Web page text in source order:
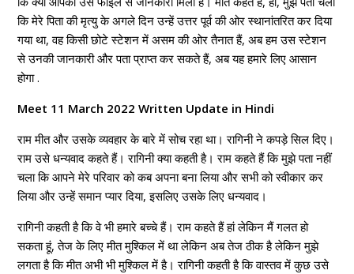
कि मेरे पिता की मृत्यु के अगले दिन उन्हें उत्तर पूर्व की ओर स्थानांतरित कर दिया
गया था, वह किसी छोटे स्टेशन में असम की ओर तैनात हैं, अब हम उस स्टेशन
से उनकी जानकारी और पता प्राप्त कर सकते हैं, अब यह हमारे लिए आसान
होगा .
Meet 11 March 2022 Written Update in Hindi
राम मीत और उसके व्यवहार के बारे में सोच रहा था। रागिनी ने कपड़े सिल दिए।
राम उसे धन्यवाद कहते हैं। रागिनी क्या कहती है। राम कहते हैं कि मुझे पता नहीं
चला कि आपने मेरे परिवार को कब अपना बना लिया और सभी को स्वीकार कर
लिया और उन्हें समान प्यार दिया, इसलिए उसके लिए धन्यवाद।
रागिनी कहती है कि वे भी हमारे बच्चे हैं। राम कहते हैं हां लेकिन मैं गलत हो
सकता हूं, तेज के लिए मीत मुश्किल में था लेकिन अब तेज ठीक है लेकिन मुझे
लगता है कि मीत अभी भी मुश्किल में है। रागिनी कहती है कि वास्तव में कुछ उसे